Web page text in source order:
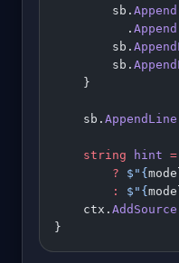
        sb.
Append
          .
Append
        sb.
        sb.
    }
    sb.
AppendLine
    string
hint =
        ?
$" {
        :
$" {
    ctx.
AddSource
}